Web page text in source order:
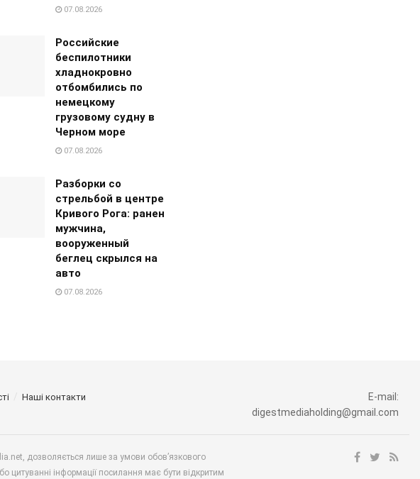
07.08.2026
Российские
беспилотники
хладнокровно
отбомбились по
немецкому
грузовому судну в
Черном море
07.08.2026
Разборки со
стрельбой в центре
Кривого Рога: ранен
мужчина,
вооруженный
беглец скрылся на
авто
07.08.2026
Наші контакти
E-mail:
digestmediaholding@gmail.com
дозволяється лише за умови обов’язкового
цитуванні інформації посилання має бути відкритим